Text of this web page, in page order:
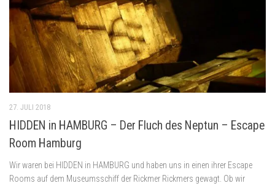
27. JULI 2018
HIDDEN in HAMBURG – Der Fluch des Neptun – Escape
Room Hamburg
Wir waren bei HIDDEN in HAMBURG und haben uns in einen ihrer Escape
Rooms auf dem Museumsschiff der Rickmer Rickmers gewagt. Ob wir